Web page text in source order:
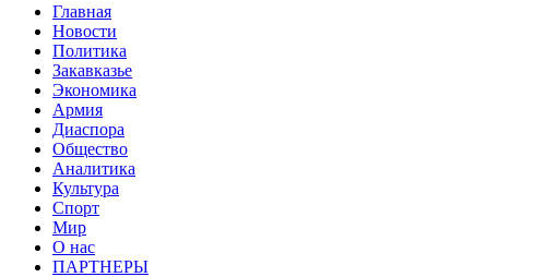
Главная
Новости
Политика
Закавказье
Экономика
Армия
Диаспора
Общество
Аналитика
Культура
Спорт
Мир
О нас
ПАРТНЕРЫ